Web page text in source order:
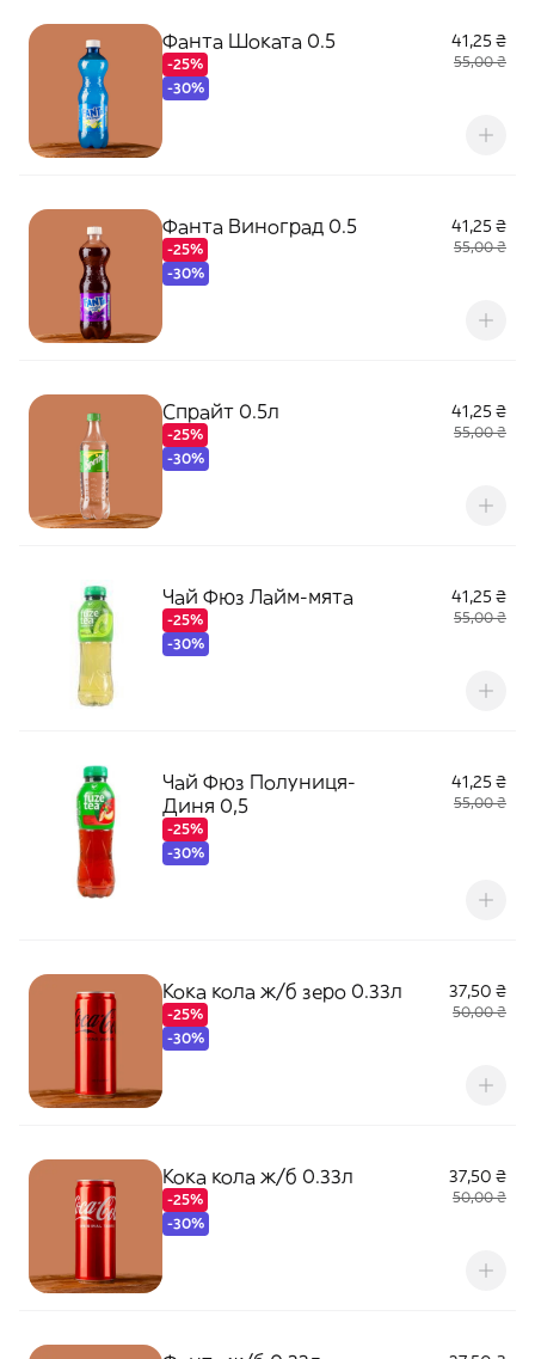
Фанта Шоката 0.5
-25%
-30%
41,25 ₴
55,00 ₴
Фанта Виноград 0.5
-25%
-30%
41,25 ₴
55,00 ₴
Спрайт 0.5л
-25%
-30%
41,25 ₴
55,00 ₴
Чай Фюз Лайм-мята
-25%
-30%
41,25 ₴
55,00 ₴
Чай Фюз Полуниця-
Диня 0,5
-25%
-30%
41,25 ₴
55,00 ₴
Кока кола ж/б зеро 0.33л
-25%
-30%
37,50 ₴
50,00 ₴
Кока кола ж/б 0.33л
-25%
-30%
37,50 ₴
50,00 ₴